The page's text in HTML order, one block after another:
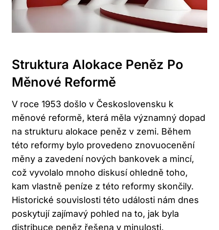
Struktura Alokace Peněz Po
Měnové Reformě
V roce 1953 došlo v Československu k
měnové reformě, která měla významný dopad
na strukturu alokace peněz v zemi. Během
této reformy bylo provedeno znovuocenění
měny a zavedení nových bankovek a mincí,
což vyvolalo mnoho diskusí ohledně toho,
kam vlastně peníze z této reformy skončily.
Historické souvislosti této události nám dnes
poskytují zajímavý pohled na to, jak byla
distribuce peněz řešena v minulosti.